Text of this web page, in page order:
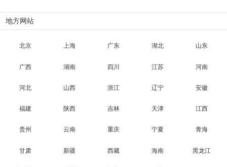
地方网站
北京 上海 广东 湖北 山东
广西 湖南 四川 江苏 河南
河北 山西 浙江 辽宁 安徽
福建 陕西 吉林 天津 江西
贵州 云南 重庆 宁夏 青海
甘肃 新疆 西藏 海南 黑龙江